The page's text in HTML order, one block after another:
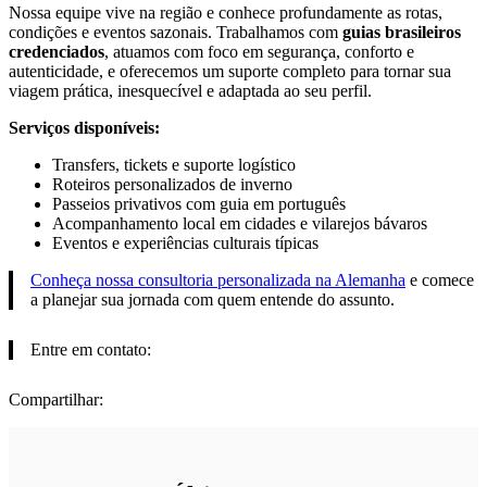
Nossa equipe vive na região e conhece profundamente as rotas,
condições e eventos sazonais. Trabalhamos com guias brasileiros
credenciados, atuamos com foco em segurança, conforto e
autenticidade, e oferecemos um suporte completo para tornar sua
viagem prática, inesquecível e adaptada ao seu perfil.
Serviços disponíveis:
Transfers, tickets e suporte logístico
Roteiros personalizados de inverno
Passeios privativos com guia em português
Acompanhamento local em cidades e vilarejos bávaros
Eventos e experiências culturais típicas
Conheça nossa consultoria personalizada na Alemanha e comece
a planejar sua jornada com quem entende do assunto.
Entre em contato:
Compartilhar: